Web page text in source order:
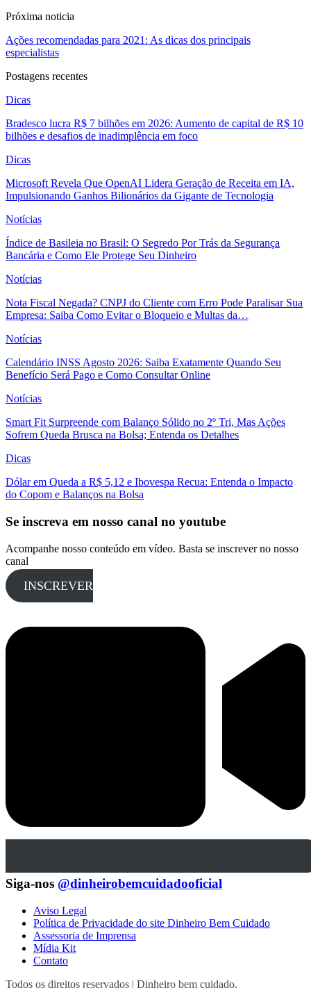
Próxima noticia
Ações recomendadas para 2021: As dicas dos principais
especialistas
Postagens recentes
Dicas
Bradesco lucra R$ 7 bilhões em 2026: Aumento de capital de R$ 10
bilhões e desafios de inadimplência em foco
Dicas
Microsoft Revela Que OpenAI Lidera Geração de Receita em IA,
Impulsionando Ganhos Bilionários da Gigante de Tecnologia
Notícias
Índice de Basileia no Brasil: O Segredo Por Trás da Segurança
Bancária e Como Ele Protege Seu Dinheiro
Notícias
Nota Fiscal Negada? CNPJ do Cliente com Erro Pode Paralisar Sua
Empresa: Saiba Como Evitar o Bloqueio e Multas da…
Notícias
Calendário INSS Agosto 2026: Saiba Exatamente Quando Seu
Benefício Será Pago e Como Consultar Online
Notícias
Smart Fit Surpreende com Balanço Sólido no 2º Tri, Mas Ações
Sofrem Queda Brusca na Bolsa; Entenda os Detalhes
Dicas
Dólar em Queda a R$ 5,12 e Ibovespa Recua: Entenda o Impacto
do Copom e Balanços na Bolsa
Se inscreva em nosso canal no youtube
Acompanhe nosso conteúdo em vídeo. Basta se inscrever no nosso
canal
INSCREVER
Siga-nos @dinheirobemcuidadooficial
Aviso Legal
Política de Privacidade do site Dinheiro Bem Cuidado
Assessoria de Imprensa
Mídia Kit
Contato
Todos os direitos reservados | Dinheiro bem cuidado.